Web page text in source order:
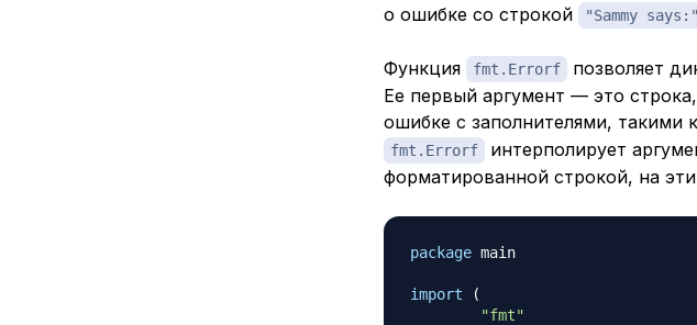
о ошибке со строкой
"Sammy says:"
Функция fmt.Errorf
позволяет
Ее первый аргумент — это
ошибке с заполнителями, такими
fmt.Errorf
интерполирует
форматированной строкой, на
package main
import
(
"fmt"